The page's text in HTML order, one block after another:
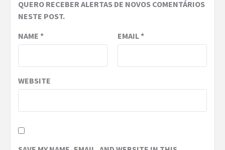
QUERO RECEBER ALERTAS DE NOVOS COMENTÁRIOS
NESTE POST.
NAME * EMAIL*
WEBSITE